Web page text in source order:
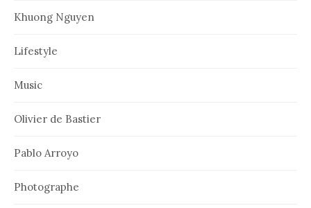
Khuong Nguyen
Lifestyle
Music
Olivier de Bastier
Pablo Arroyo
Photographe